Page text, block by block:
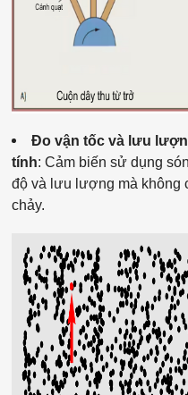
Đo vận tốc và lưu
tính: Cảm biến sử dụng
độ và lưu lượng mà không
chảy.